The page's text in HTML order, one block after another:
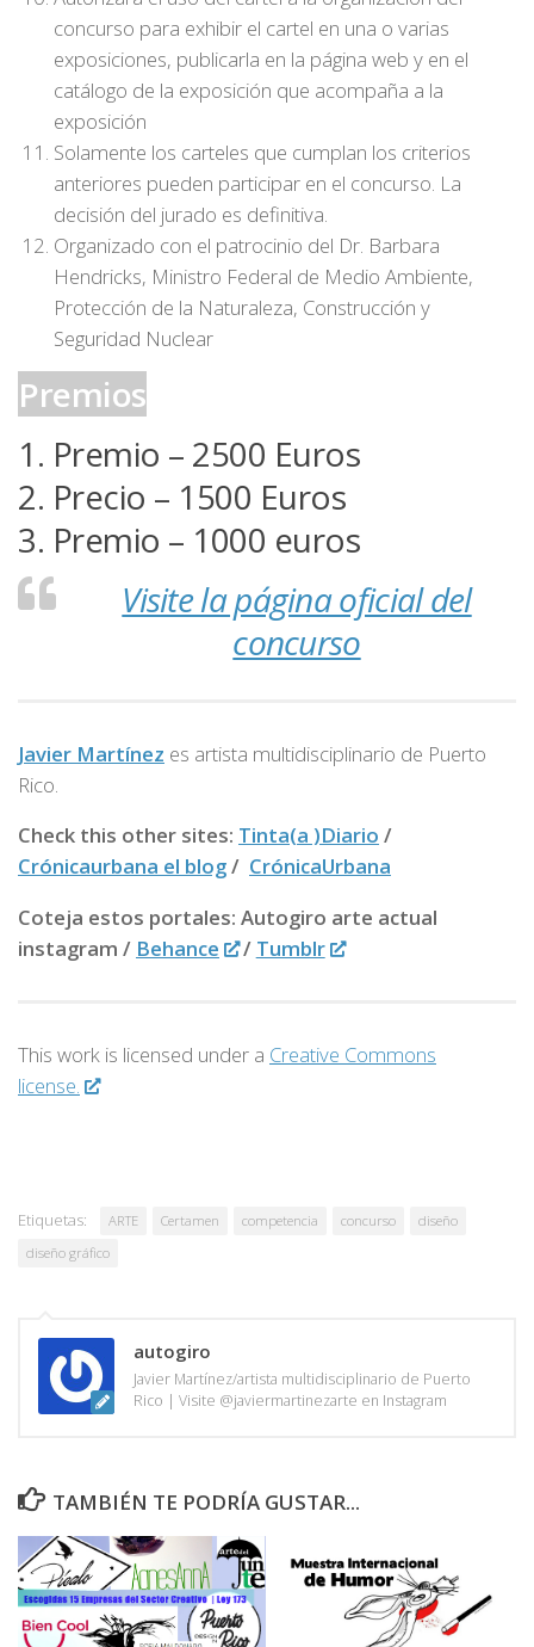
concurso para exhibir el cartel en una o varias
exposiciones, publicarla en la página web y en el
catálogo de la exposición que acompaña a la
exposición
Solamente los carteles que cumplan los criterios
anteriores pueden participar en el concurso. La
decisión del jurado es definitiva.
Organizado con el patrocinio del Dr. Barbara
Hendricks, Ministro Federal de Medio Ambiente,
Protección de la Naturaleza, Construcción y
Seguridad Nuclear
Premios
1. Premio – 2500 Euros
2. Precio – 1500 Euros
3. Premio – 1000 euros
Visite la página oficial del
concurso
Javier Martínez es artista multidisciplinario de Puerto
Rico.
Check this other sites: Tinta(a )Diario /
Crónicaurbana el blog/ CrónicaUrbana
Coteja estos portales: Autogiro arte actual
instagram / Behance / Tumblr
This work is licensed under a Creative Commons
license.
Etiquetas: ARTE Certamen competencia concurso
diseño
diseño gráfico
autogiro
Javier Martínez/artista multidisciplinario de Puerto
Rico | Visite @javiermartinezarte en Instagram
TAMBIÉN TE PODRÍA GUSTAR...